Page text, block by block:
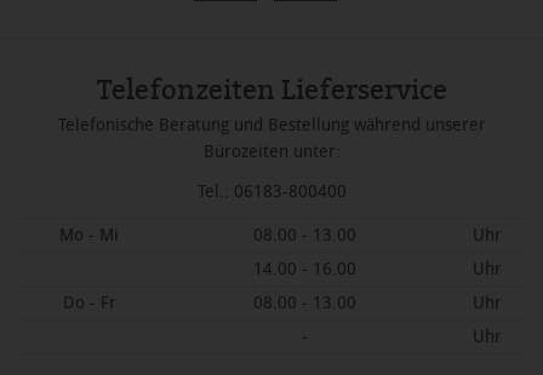
Telefonzeiten Lieferservice
Telefonische Beratung und Bestellung während unserer
Bürozeiten unter:
Tel.: 06183-800400
Mo - Mi 08.00 - 13.00
Uhr
14.00 - 16.00
Uhr
Do - Fr
08.00 - 13.00
Uhr
-
Uhr